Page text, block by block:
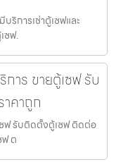
ริการเช่าตู้เซฟและ
ซฟ.
าร ขายตู้เซฟ รับ
คาถูก
ฟ รับติดตั้งตู้เซฟ ติดต่อ
ฟ ต